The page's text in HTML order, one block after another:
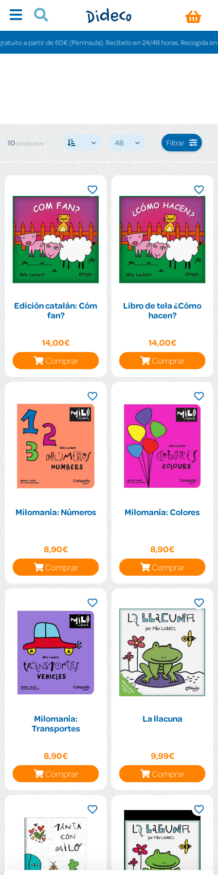
a partir de 60€ (Península). Recíbelo en 24/48 horas. Recogida en
10productos 48 Filtrar
Edición catalán: Cóm
fan?
14,00€
Comprar
Libro de tela ¿Cómo
hacen?
14,00€
Comprar
Milomanía: Números
8,90€
Comprar
Milomanía: Colores
8,90€
Comprar
Milomanía:
Transportes
8,90€
Comprar
La llacuna
9,99€
Comprar